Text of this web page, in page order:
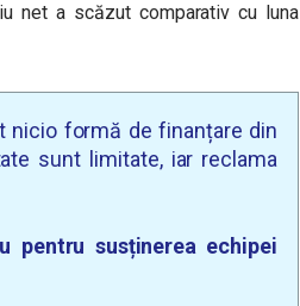
net a scăzut comparativ cu luna
nicio formă de finanțare din
sunt limitate, iar reclama
susținerea echipei